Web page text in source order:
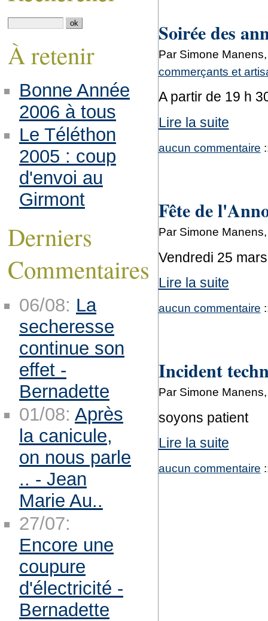
Soirée des
Par Simone
commerçants et
A partir de 19 h
Lire la suite
aucun commentaire
Fête de
Par Simone
Vendredi 25 mars
Lire la suite
aucun commentaire
Incident
Par Simone
soyons patient
Lire la suite
aucun commentaire
À retenir
Bonne Année
2006 à tous
Le Téléthon
2005 : coup
d'envoi au
Girmont
Derniers
Commentaires
06/08: La
secheresse
continue son
effet -
Bernadette
01/08: Après
la canicule,
on nous parle
.. - Jean
Marie Au..
27/07:
Encore une
coupure
d'électricité -
Bernadette